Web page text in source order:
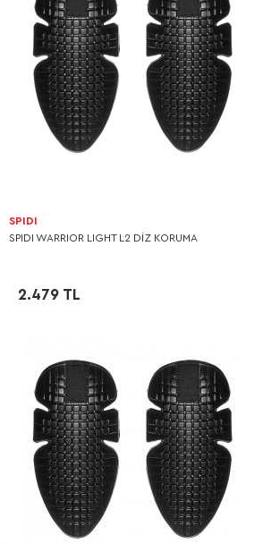
SPIDI
SPIDI WARRIOR LIGHT L2 DİZ KORUMA
2.479 TL